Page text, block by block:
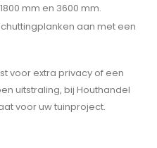
mm en 3600 mm.
aan met een
voor extra privacy of een
uitstraling, bij Houthandel
voor uw tuinproject.